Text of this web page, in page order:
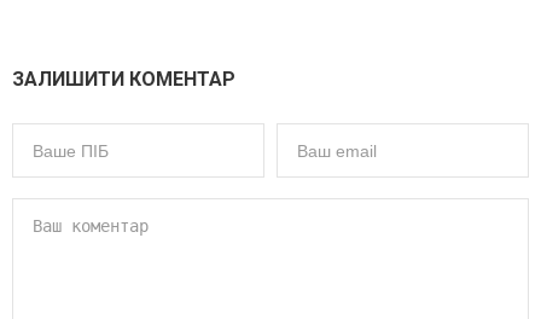
ЗАЛИШИТИ КОМЕНТАР